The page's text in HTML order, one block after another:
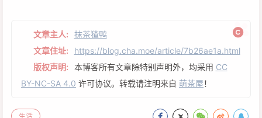
文章主人:
抹茶猹鸭
文章住址:
https://blog.cha.moe/article/7b26ae1a.html
版权声明:
本博客所有文章除特别声明外，均采用 CC
BY-NC-SA 4.0 许可协议。转载请注明来自 萌茶屋！
生活